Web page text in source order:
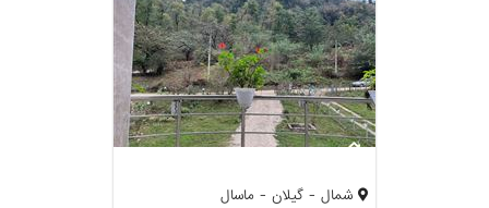
شمال - گیلان - ماسال